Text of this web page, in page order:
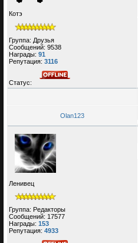
Котэ
Группа: Друзья
Сообщений: 9538
Награды: 91
Репутация: 3116
Статус:
Olan123
Ленивец
Группа: Редакторы
Сообщений: 17577
Награды: 153
Репутация: 4933